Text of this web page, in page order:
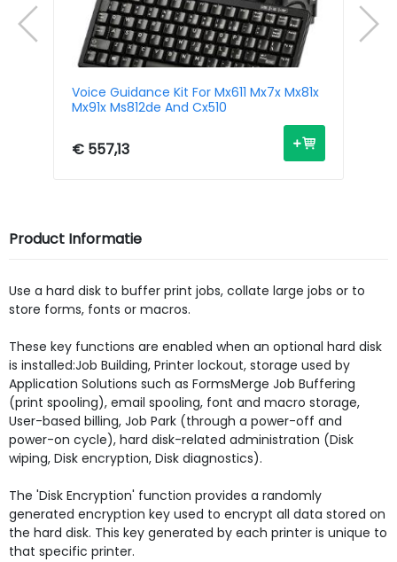
Voice Guidance Kit For Mx611 Mx7x Mx81x
Mx91x Ms812de And Cx510
€ 557,13
Product Informatie
Use a hard disk to buffer print jobs, collate large jobs or to
store forms, fonts or macros.
These key functions are enabled when an optional hard disk
is installed:Job Building, Printer lockout, storage used by
Application Solutions such as FormsMerge Job Buffering
(print spooling), email spooling, font and macro storage,
User-based billing, Job Park (through a power-off and
power-on cycle), hard disk-related administration (Disk
wiping, Disk encryption, Disk diagnostics).
The 'Disk Encryption' function provides a randomly
generated encryption key used to encrypt all data stored on
the hard disk. This key generated by each printer is unique to
that specific printer.